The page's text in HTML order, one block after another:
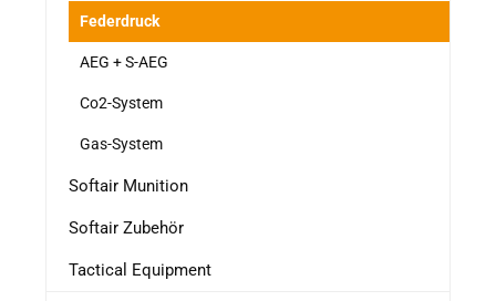
Federdruck
AEG + S-AEG
Co2-System
Gas-System
Softair Munition
Softair Zubehör
Tactical Equipment